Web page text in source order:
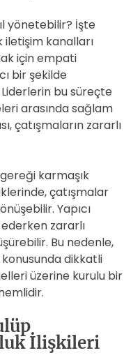
yönetebilir? İşte
iletişim kanalları
için empati
bir şekilde
bu süreçte
arasında sağlam
çatışmaların zararlı
karmaşık
çatışmalar
Yapıcı
zararlı
Bu nedenle,
dikkatli
üzerine kurulu bir
İlişkileri